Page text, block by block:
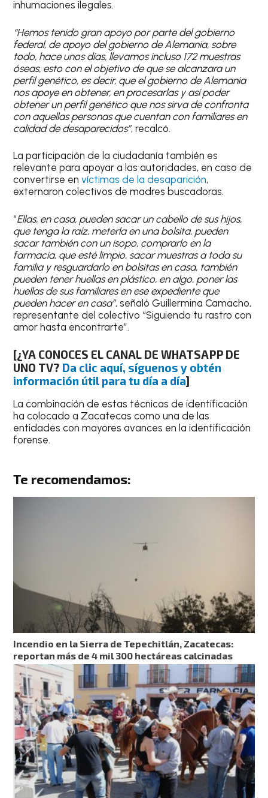
inhumaciones ilegales.
“Hemos tenido gran apoyo por parte del gobierno
federal, de apoyo del gobierno de Alemania, sobre
todo, hace unos días, llevamos incluso 172 muestras
óseas, esto con el objetivo de que se alcanzara un
perfil genético, es decir, que el gobierno de Alemania
nos apoye en obtener, en procesarlas y así poder
obtener un perfil genético que nos sirva de confronta
con aquellas personas que cuentan con familiares en
calidad de desaparecidos”, recalcó.
La participación de la ciudadanía también es
relevante para apoyar a las autoridades, en caso de
convertirse envíctimas de la desaparición,
externaron colectivos de madres buscadoras.
“Ellas, en casa, pueden sacar un cabello de sus hijos,
que tenga la raíz, meterla en una bolsita, pueden
sacar también con un isopo, comprarlo en la
farmacia, que esté limpio, sacar muestras a toda su
familia y resguardarlo en bolsitas en casa, también
pueden tener huellas en plástico, en algo, poner las
huellas de sus familiares en ese expediente que
pueden hacer en casa”, señaló Guillermina Camacho,
representante del colectivo “Siguiendo tu rastro con
amor hasta encontrarte”.
[¿YA CONOCES EL CANAL DE WHATSAPP DE
UNO TV? Da clic aquí, síguenos y obtén
información útil para tu día a día]
La combinación de estas técnicas de identificación
ha colocado a Zacatecas como una de las
entidades con mayores avances en la identificación
forense.
Te recomendamos:
Incendio en la Sierra de Tepechitlán, Zacatecas:
reportan más de 4 mil 300 hectáreas calcinadas